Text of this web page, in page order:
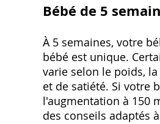
Bébé de 5
À 5 semaines, votre
bébé est unique.
varie selon le poids,
et de satiété. Si votre
l'augmentation à 150
des conseils adaptés